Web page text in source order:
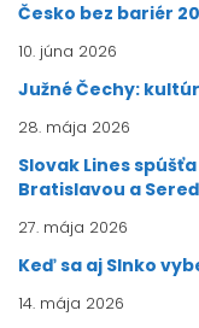
Česko bez bariér
10. júna 2026
Južné Čechy:
28. mája 2026
Slovak Lines
Bratislavou a
27. mája 2026
Keď sa aj Slnko
14. mája 2026